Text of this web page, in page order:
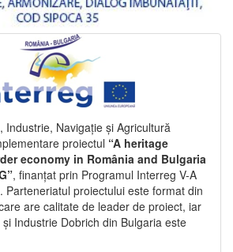
Industrie, Navigație și Agricultură
proiectul “A heritage
economy in România and Bulgaria
, finanțat prin Programul Interreg V-A
Parteneriatul proiectului este format din
are calitate de leader de proiect, iar
Industrie Dobrich din Bulgaria este